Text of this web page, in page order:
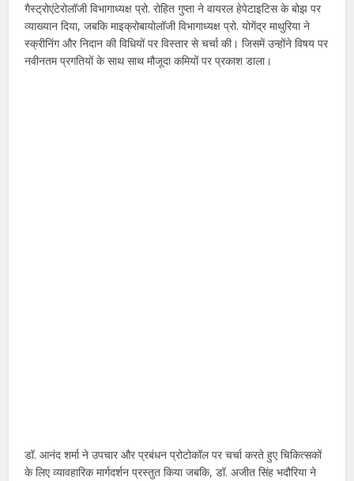
गैस्ट्रोएंटेरोलॉजी विभागाध्यक्ष प्रो. रोहित गुप्ता ने वायरल हेपेटाइटिस के बोझ पर
व्याख्यान दिया, जबकि माइक्रोबायोलॉजी विभागाध्यक्ष प्रो. योगेंद्र माथुरिया ने
स्क्रीनिंग और निदान की विधियों पर विस्तार से चर्चा की। जिसमें उन्होंने विषय पर
नवीनतम प्रगतियों के साथ साथ मौजूदा कमियों पर प्रकाश डाला।
डॉ. आनंद शर्मा ने उपचार और प्रबंधन प्रोटोकॉल पर चर्चा करते हुए चिकित्सकों
के लिए व्यावहारिक मार्गदर्शन प्रस्तुत किया जबकि, डॉ. अजीत सिंह भदौरिया ने